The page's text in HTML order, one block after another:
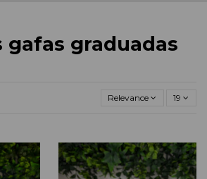
gafas graduadas
Relevance 19